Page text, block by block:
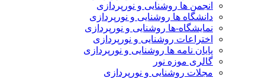
انجمن ها روشنایی و نورپردازی
دانشگاه ها روشنایی و نورپردازی
نمایشگاه-ها روشنایی و نورپردازی
اختراعات روشنایی و نورپردازی
پایان نامه ها روشنایی و نورپردازی
گالری موزه نور
مجلات روشنایی و نورپردازی